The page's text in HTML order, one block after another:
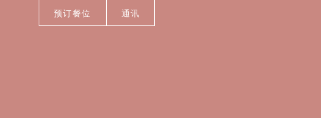
预订餐位 通讯